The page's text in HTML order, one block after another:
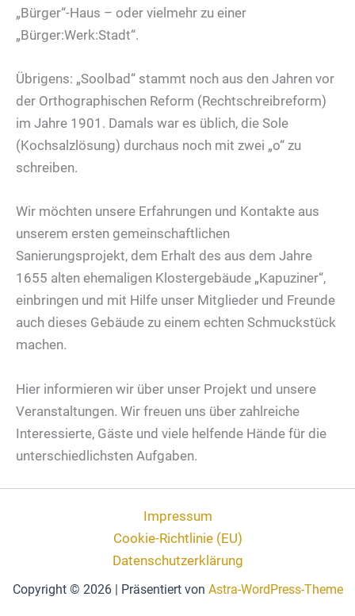
„Bürger“-Haus – oder vielmehr zu einer
„Bürger:Werk:Stadt“.
Übrigens: „Soolbad“ stammt noch aus den Jahren vor
der Orthographischen Reform (Rechtschreibreform)
im Jahre 1901. Damals war es üblich, die Sole
(Kochsalzlösung) durchaus noch mit zwei „o“ zu
schreiben.
Wir möchten unsere Erfahrungen und Kontakte aus
unserem ersten gemeinschaftlichen
Sanierungsprojekt, dem Erhalt des aus dem Jahre
1655 alten ehemaligen Klostergebäude „Kapuziner“,
einbringen und mit Hilfe unser Mitglieder und Freunde
auch dieses Gebäude zu einem echten Schmuckstück
machen.
Hier informieren wir über unser Projekt und unsere
Veranstaltungen. Wir freuen uns über zahlreiche
Interessierte, Gäste und viele helfende Hände für die
unterschiedlichsten Aufgaben.
Impressum
Cookie-Richtlinie (EU)
Datenschutzerklärung
Copyright © 2026 | Präsentiert von Astra-WordPress-Theme